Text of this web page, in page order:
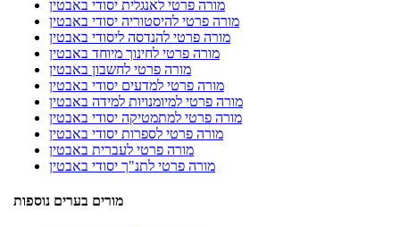
מורה פרטי לאנגלית יסודי באבטין
מורה פרטי להיסטוריה יסודי באבטין
מורה פרטי להנדסה ליסודי באבטין
מורה פרטי לחינוך מיוחד באבטין
מורה פרטי לחשבון באבטין
מורה פרטי למדעים יסודי באבטין
מורה פרטי למיומנויות למידה באבטין
מורה פרטי למתמטיקה יסודי באבטין
מורה פרטי לספרות יסודי באבטין
מורה פרטי לעברית באבטין
מורה פרטי לתנ"ך יסודי באבטין
מורים בערים נוספות